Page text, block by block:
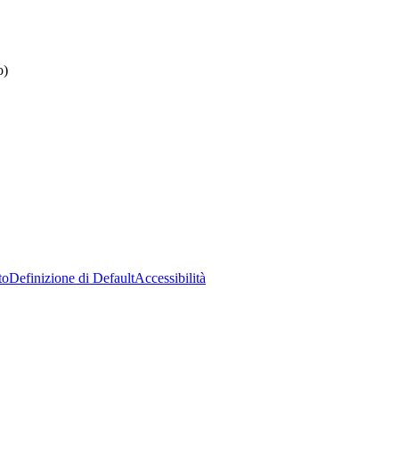
Definizione di DefaultAccessibilità